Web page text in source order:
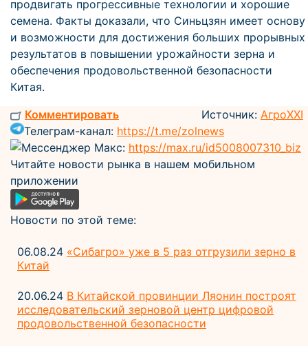
продвигать прогрессивные технологии и хорошие
семена. Факты доказали, что Синьцзян имеет основу
и возможности для достижения больших прорывных
результатов в повышении урожайности зерна и
обеспечения продовольственной безопасности
Китая.
Комментировать
Источник: АгроXXI
Телеграм-канал: https://t.me/zolnews
Мессенджер Макс: https://max.ru/id5008007310_biz
Читайте новости рынка в нашем мобильном
приложении
Новости по этой теме:
06.08.24 «Сибагро» уже в 5 раз отгрузили зерно в
Китай
20.06.24 В Китайской провинции Ляонин построят
исследовательский зерновой центр цифровой
продовольственной безопасности